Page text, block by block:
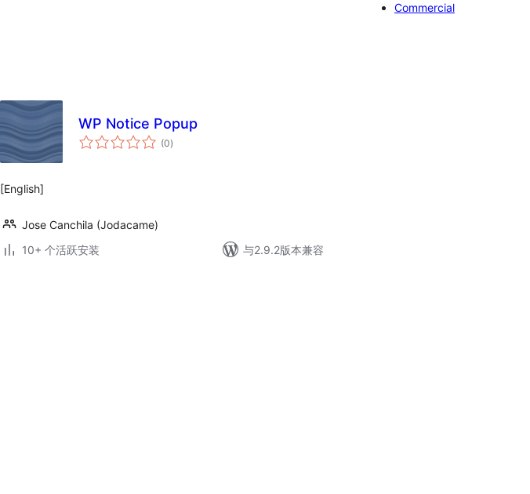
Commercial
WP Notice Popup
(0总
评)
[English]
Jose Canchila (Jodacame)
10+ 个活跃安装
与2.9.2版本兼容